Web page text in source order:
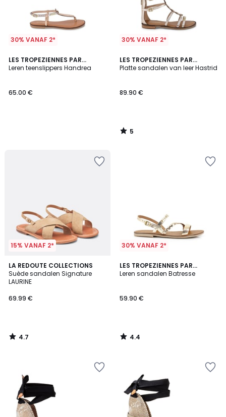
30% VANAF 2*
LES TROPEZIENNES PAR
M.BELARBI
Leren teenslippers Handrea
65.00 €
30% VANAF 2*
LES TROPEZIENNES PAR
M.BELARBI
Platte sandalen van leer Hastrid
89.90 €
5
/
5
/
15% VANAF 2*
LA REDOUTE COLLECTIONS
Suède sandalen Signature
LAURINE
69.99 €
4.7
/ 5
4.7
/
30% VANAF 2*
LES TROPEZIENNES PAR
M.BELARBI
Leren sandalen Batresse
59.90 €
4.4
/ 5
4.4
/